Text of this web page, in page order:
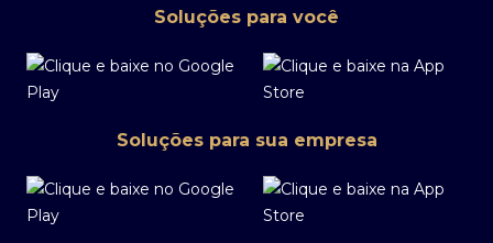
Soluções para você
Soluções para sua empresa